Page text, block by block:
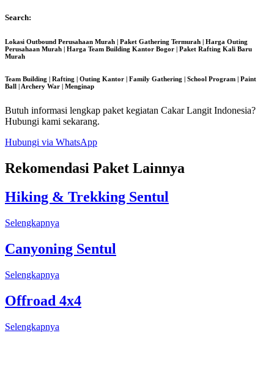
Search:
Lokasi Outbound Perusahaan Murah | Paket Gathering Termurah | Harga Outing
Perusahaan Murah | Harga Team Building Kantor Bogor | Paket Rafting Kali Baru
Murah
Team Building | Rafting | Outing Kantor | Family Gathering | School Program | Paint
Ball | Archery War | Menginap
Butuh informasi lengkap paket kegiatan Cakar Langit Indonesia?
Hubungi kami sekarang.
Hubungi via WhatsApp
Rekomendasi Paket Lainnya
Hiking & Trekking Sentul
Selengkapnya
Canyoning Sentul
Selengkapnya
Offroad 4x4
Selengkapnya